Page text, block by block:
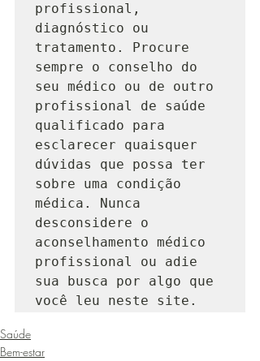
profissional,
diagnóstico ou
tratamento. Procure
sempre o conselho do
seu médico ou de outro
profissional de saúde
qualificado para
esclarecer quaisquer
dúvidas que possa ter
sobre uma condição
médica. Nunca
desconsidere o
aconselhamento médico
profissional ou adie
sua busca por algo que
você leu neste site.
Saúde
Bem-estar